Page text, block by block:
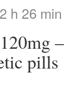
h 26 min
–
pills